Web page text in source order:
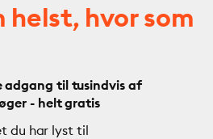
helst, hvor som
adgang til tusindvis af
- helt gratis
du har lyst til